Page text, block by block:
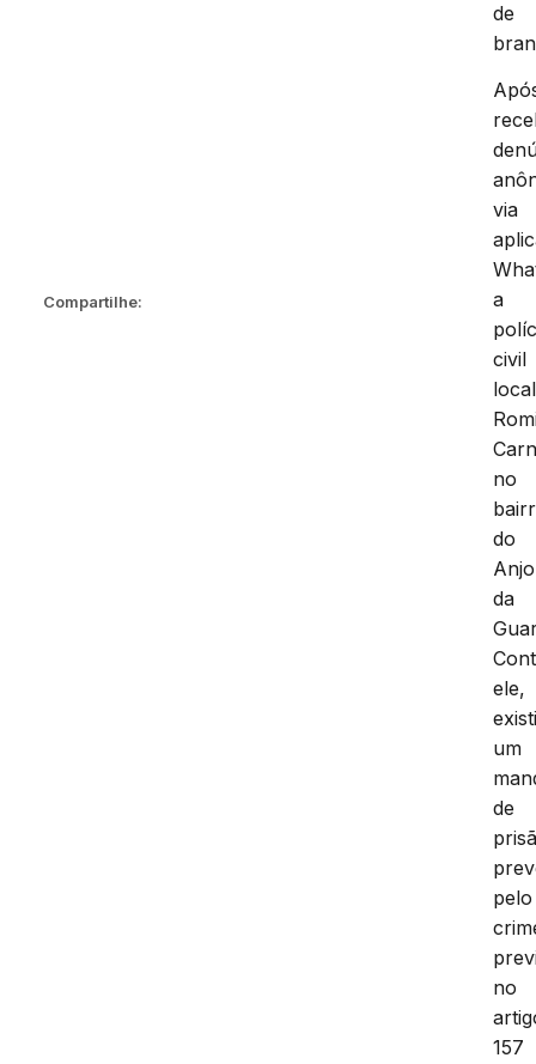
Compartilhe:
de
via
a
civil
no
do
Anjo
da
ele,
um
de
pelo
no
157